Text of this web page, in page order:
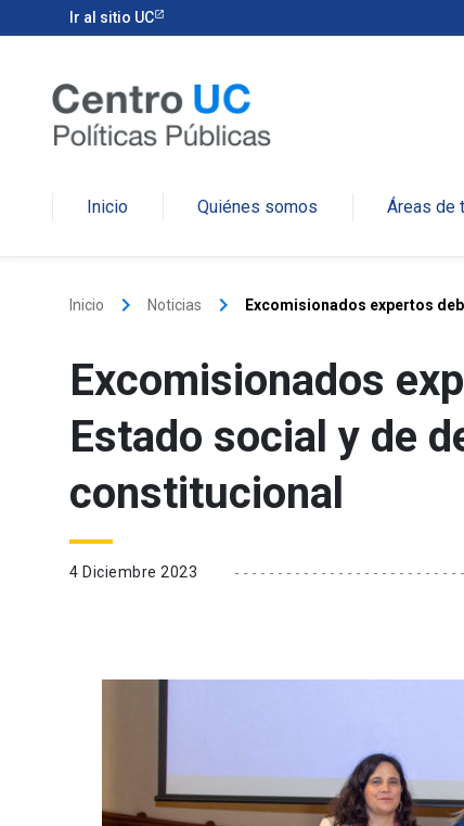
Ir al sitio UC
Inicio Quiénes somos Áreas de
Inicio keyboard_arrow_right Noticias keyboard_arrow_right Excomisionados expertos
Excomisionados
Estado social y de
constitucional
4 Diciembre 2023